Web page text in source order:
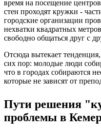
время на посещение
стен проходят кружки -
городские организации
нехватки квадратных
свободно общаться друг с
Отсюда вытекает
сих пор: молодые люди
что в городах собираются
которые не зависят от
Пути решения
проблемы в